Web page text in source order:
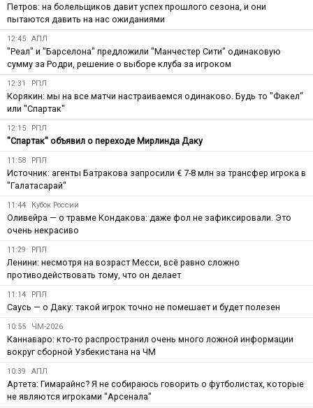
Петров: на болельщиков давит успех прошлого сезона, и они
пытаются давить на нас ожиданиями
12:45 АПЛ
"Реал" и "Барселона" предложили "Манчестер Сити" одинаковую
сумму за Родри, решение о выборе клуба за игроком
12:31 РПЛ
Корякин: мы на все матчи настраиваемся одинаково. Будь то "Факел"
или "Спартак"
12:15 РПЛ
"Спартак" объявил о переходе Мирлинда Даку
11:58 РПЛ
Источник: агенты Батракова запросили € 7-8 млн за трансфер игрока в
"Галатасарай"
11:44 Кубок России
Оливейра — о травме Кондакова: даже фол не зафиксировали. Это
очень некрасиво
11:29 РПЛ
Ленини: несмотря на возраст Месси, всё равно сложно
противодействовать тому, что он делает
11:14 РПЛ
Саусь — о Даку: такой игрок точно не помешает и будет полезен
10:55 ЧМ-2026
Каннаваро: кто-то распространил очень много ложной информации
вокруг сборной Узбекистана на ЧМ
10:39 АПЛ
Артета: Гимарайнс? Я не собираюсь говорить о футболистах, которые
не являются игроками "Арсенала"